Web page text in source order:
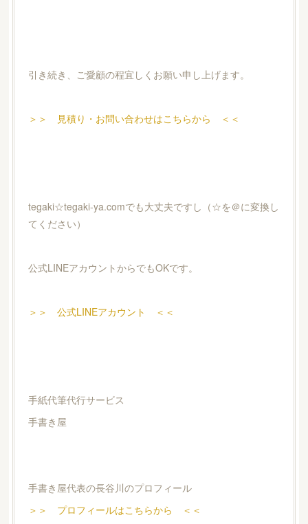
引き続き、ご愛顧の程宜しくお願い申し上げます。
＞＞ 見積り・お問い合わせはこちらから ＜＜
tegaki☆tegaki-ya.comでも大丈夫ですし（☆を＠に変換し
てください）
公式LINEアカウントからでもOKです。
＞＞ 公式LINEアカウント ＜＜
手紙代筆代行サービス
手書き屋
手書き屋代表の長谷川のプロフィール
＞＞ プロフィールはこちらから ＜＜